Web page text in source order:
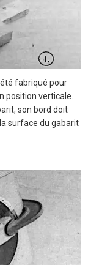
fabriqué pour
position verticale.
son bord doit
surface du gabarit